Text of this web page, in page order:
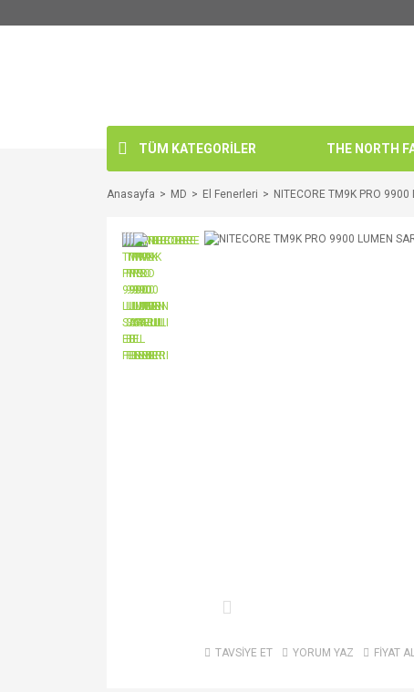
TÜM KATEGORİLER THE NORTH
Anasayfa MD El Fenerleri NITECORE TM9K PRO 9900
TAVSİYE ET YORUM YAZ FİYAT